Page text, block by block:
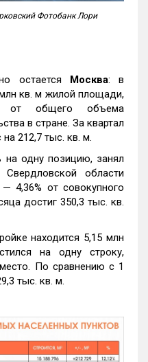
Фотобанк Лори
остается Москва: в
кв. м жилой площади,
от общего объема
в стране. За квартал
212,7 тыс. кв. м.
на одну позицию, занял
области
4,36% от совокупного
достиг 350,3 тыс. кв.
находится 5,15 млн
на одну строку,
По сравнению с 1
тыс. кв. м.